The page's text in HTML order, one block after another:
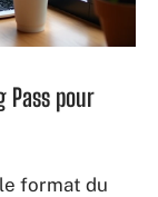
Pass pour
format du